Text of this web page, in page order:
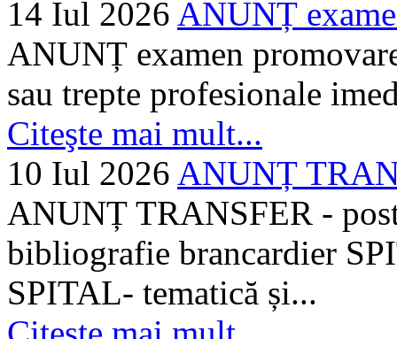
14 Iul 2026 ANUNȚ
ANUNȚ examen
sau trepte profesionale
Citeşte mai mult...
10 Iul 2026 ANUNȚ
ANUNȚ TRANSFER -
bibliografie brancardier
SPITAL- tematică și...